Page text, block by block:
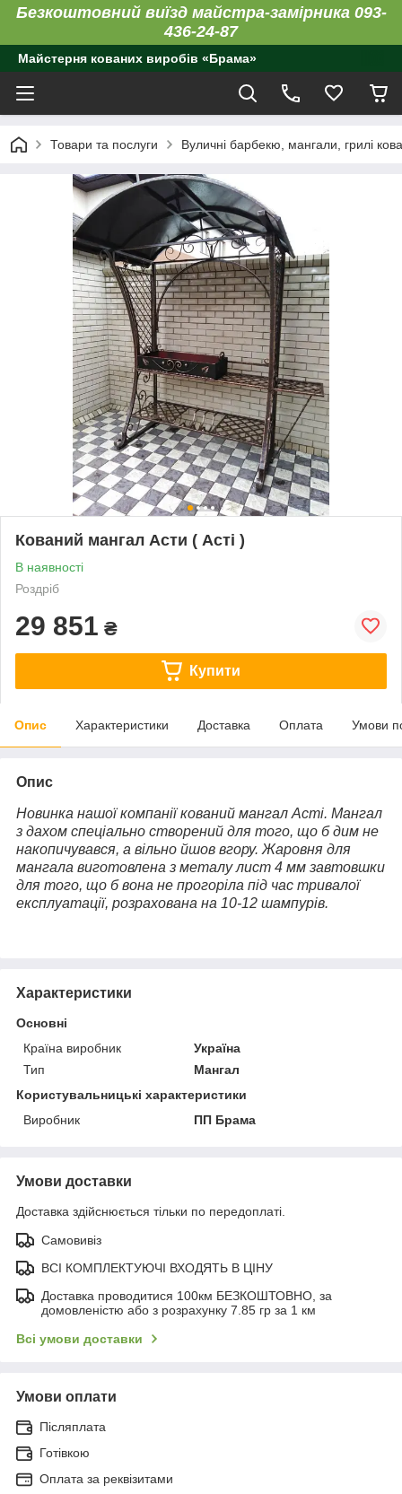
Безкоштовний виїзд майстра-замірника 093-
436-24-87
Майстерня кованих виробів «Брама»
Товари та послуги Вуличні барбекю, мангали, грилі
Кований мангал Асти ( Асті )
В наявності
Роздріб
29 851 ₴
Купити
Опис Характеристики Доставка Оплата Умови
Опис
Новинка нашої компанії кований мангал Асті. Мангал
з дахом спеціально створений для того, що б дим не
накопичувався, а вільно йшов вгору. Жаровня для
мангала виготовлена ​​з металу лист 4 мм завтовшки
для того, що б вона не прогоріла під час тривалої
експлуатації, розрахована на 10-12 шампурів.
Характеристики
Основні
Країна виробник
Україна
Тип
Мангал
Користувальницькі характеристики
Виробник
ПП Брама
Умови доставки
Доставка здійснюється тільки по передоплаті.
Самовивіз
ВСІ КОМПЛЕКТУЮЧІ ВХОДЯТЬ В ЦІНУ
Доставка проводитися 100км БЕЗКОШТОВНО, за
домовленістю або з розрахунку 7.85 гр за 1 км
Всі умови доставки
Умови оплати
Післяплата
Готівкою
Оплата за реквізитами